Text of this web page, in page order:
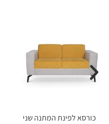
כורסא לפינת המתנה שני